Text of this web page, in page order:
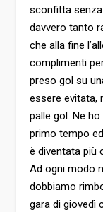
sconfitta
davvero tanto
che alla fine
complimenti
preso gol su
essere evitata,
palle gol. Ne
primo tempo
è diventata più
Ad ogni modo
dobbiamo
gara di giovedì